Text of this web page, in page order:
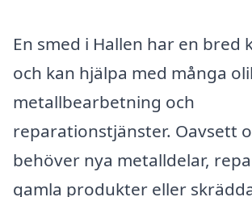
En smed i Hallen har en bred
och kan hjälpa med många
metallbearbetning och
reparationstjänster. Oavsett
behöver nya metalldelar,
gamla produkter eller